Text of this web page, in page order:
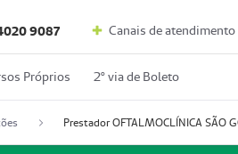
9087 Canais de atendimento
Próprios 2º via de Boleto